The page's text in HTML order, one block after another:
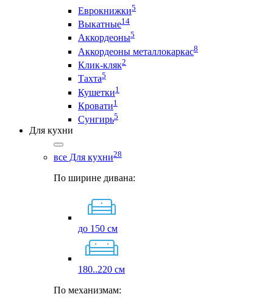
Еврокнижки5
Выкатные14
Аккордеоны5
Аккордеоны металлокаркас8
Клик-кляк2
Тахта5
Кушетки1
Кровати1
Сунгирь5
Для кухни
все Для кухни28
По ширине дивана:
до 150 см
180..220 см
По механизмам: